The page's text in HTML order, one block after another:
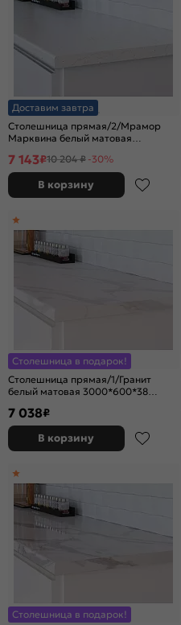
Доставим завтра
Столешница прямая/2/Мрамор
Марквина белый матовая
7 143₽10 204 ₽ -30%
В корзину
Столешница в подарок!
Столешница прямая/1/Гранит
белый матовая 3000*600*38
7 038₽
В корзину
Столешница в подарок!